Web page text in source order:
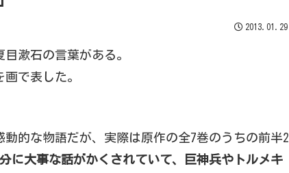
2013.01.29
目漱石の言葉がある。
で表した。
的な物語だが、実際は原作の全7巻のうちの前半2
に大事な話がかくされていて、巨神兵やトルメキ